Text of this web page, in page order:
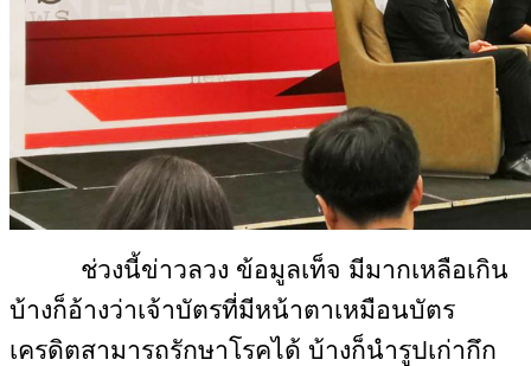
ช่วงนี้ข่าวลวง ข้อมูลเท็จ มีมากเหลือเกิน
บ้างก็อ้างว่าเจ้าบัตรที่มีหน้าตาเหมือนบัตร
เครดิตสามารถรักษาโรคได้ บ้างก็นำรูปเก่ากึก